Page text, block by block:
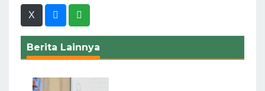
X
Berita Lainnya